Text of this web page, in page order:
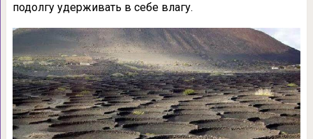
подолгу удерживать в себе влагу.